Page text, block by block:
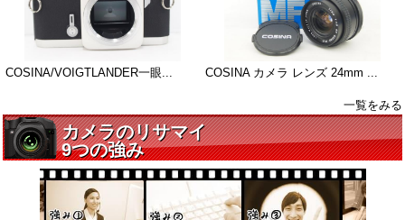
COSINA/VOIGTLANDER一眼... COSINA カメラ レンズ 24mm ...
一覧をみる